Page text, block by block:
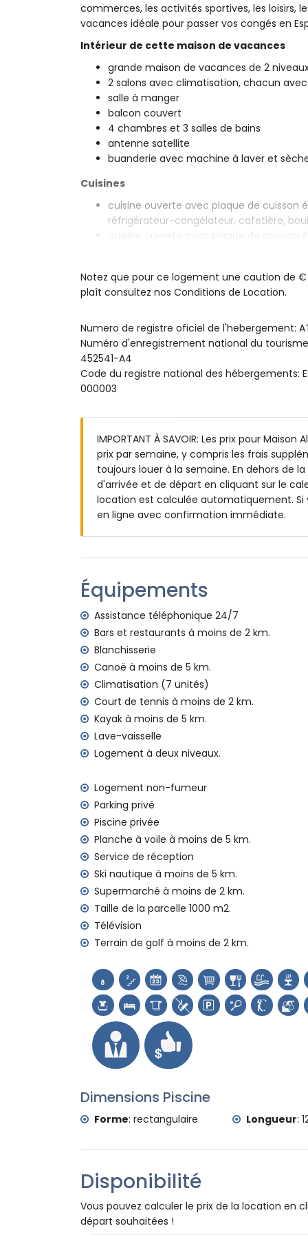
commerces, les activités sportives, les loisirs,
vacances idéale pour passer vos congés en
Intérieur de cette maison de vacances
grande maison de vacances de 2
2 salons avec climatisation, chacun
salle à manger
balcon couvert
4 chambres et 3 salles de bains
antenne satellite
buanderie avec machine à laver et
Cuisines
cuisine ouverte avec plaque de cuisson
réfrigérateur-congélateur, cafetière,
cuisine ouverte avec plaque de
Chambres et salles de bains
4 chambres avec climatisation,
2 salles de bains attenantes, chacune
Extérieur de cette maison de vacances
piscine privée chauffée mesurant 12m
3 terrasses, dont 1 est couverte
douche extérieure
espace de détente extérieur
3 places de parking privées couvertes
Plus d'informations
village le plus proche : Altea la Vieja (à
plage la plus proche : Altea
deuxième aéroport le plus proche :
kilomètres
interdiction de fumer
animaux non admis
Équipements et services inclus dans le
internet (WiFi)
aspirateur, fer à repasser et planche à
literie et serviettes
service de réception et service
Équipements et services avec supplément
service de blanchisserie
chauffage de la piscine
Divertissements et activités de loisirs
discothèque, bar et promenade (à
parc d'attractions (Terra Mitica), zoo
10 kilomètres de la maison)
Sites touristiques et culture à Altea, Costa
église et site historique (Casco Antiguo
Sports
et ski nautique (à moins de 5 kilomètres
équitation (à moins de 10 kilomètres de
Notez que pour ce logement une caution de €
plaît consultez nos Conditions de Location.
Numero de registre oficiel de l'hebergement:
Numéro d'enregistrement national du tourisme
452541-A4
Code du registre national des hébergements:
000003
IMPORTANT À SAVOIR: Les prix pour
prix par semaine, y compris les frais
toujours louer à la semaine. En dehors de
d'arrivée et de départ en cliquant sur le
location est calculée automatiquement. Si
en ligne avec confirmation immédiate.
Équipements
Assistance téléphonique 24/7
Bars et restaurants à moins de 2 km.
Blanchisserie
Canoë à moins de 5 km.
Climatisation (7 unités)
Court de tennis à moins de 2 km.
Kayak à moins de 5 km.
Lave-vaisselle
Logement à deux niveaux.
Logement non-fumeur
Parking privé
Piscine privée
Planche à voile à moins de 5 km.
Service de réception
Ski nautique à moins de 5 km.
Supermarché à moins de 2 km.
Taille de la parcelle 1000 m2.
Télévision
Terrain de golf à moins de 2 km.
Dimensions Piscine
Forme: rectangulaire Longueur:
Disponibilité
Vous pouvez calculer le prix de la location en
départ souhaitées !